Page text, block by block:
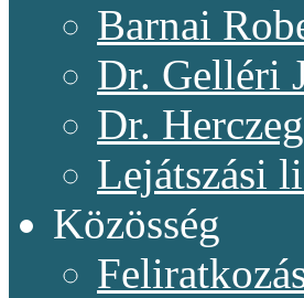
Barnai
Dr. Gelléri
Dr.
Lejátszási
Közösség